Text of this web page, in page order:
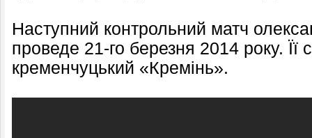
Наступний контрольний матч
проведе 21-го березня 2014 року. Її
кременчуцький «Кремінь».